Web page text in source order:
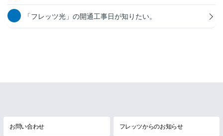
「フレッツ光」の開通工事日が知りたい。
お問い合わせ フレッツからのお知らせ